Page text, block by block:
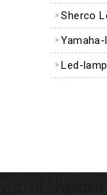
Sherco
Led-